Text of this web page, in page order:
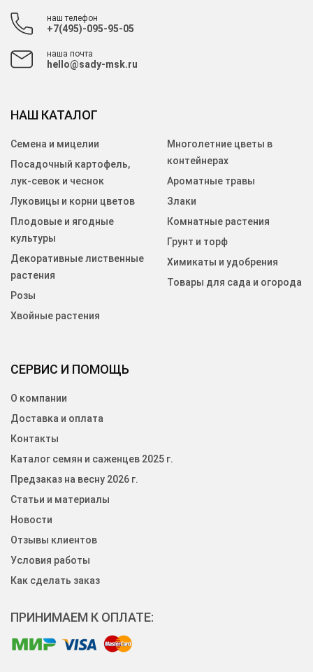
наш телефон
+7(495)-095-95-05
наша почта
hello@sady-msk.ru
СЕРВИС И ПОМОЩЬ
О компании
Доставка и оплата
Контакты
Каталог семян и саженцев 2025 г.
Предзаказ на весну 2026 г.
Статьи и материалы
Новости
Отзывы клиентов
Условия работы
Как сделать заказ
НАШ КАТАЛОГ
Семена и мицелии
Посадочный картофель,
лук-севок и чеснок
Луковицы и корни цветов
Плодовые и ягодные
культуры
Декоративные лиственные
растения
Розы
Хвойные растения
Многолетние цветы в
контейнерах
Ароматные травы
Злаки
Комнатные растения
Грунт и торф
Химикаты и удобрения
Товары для сада и огорода
ПРИНИМАЕМ К ОПЛАТЕ: